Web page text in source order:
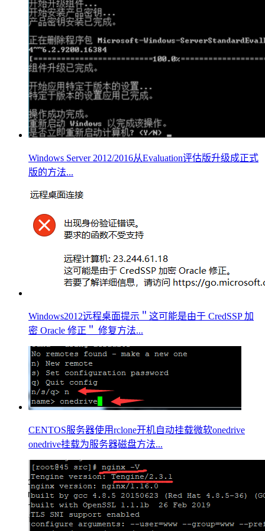
Windows Server 2012/2016从Evaluation评估版升级成正式
版的方法...
Windows2012远程桌面提示＂这可能是由于 CredSSP 加
密 Oracle 修正＂ 修复方法...
CENTOS服务器使用rclone开机自动挂载微软onedrive
onedrive挂载为服务器磁盘方法...